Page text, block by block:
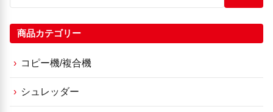
商品カテゴリー
コピー機/複合機
シュレッダー